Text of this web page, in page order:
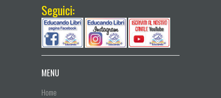
Seguici:
MENU
Home